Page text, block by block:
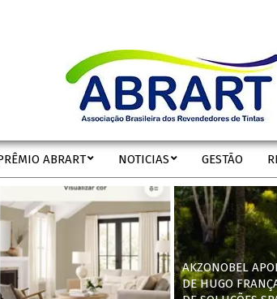
ABRART
Secondary
Navigation
Menu
ABRART NOTICIAS GESTÃO
AKZONOBEL
DE HUGO